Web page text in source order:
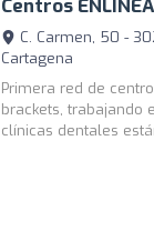
Centros
C. Carmen, 50 -
Cartagena
Primera red de
brackets, trabajando
clínicas dentales